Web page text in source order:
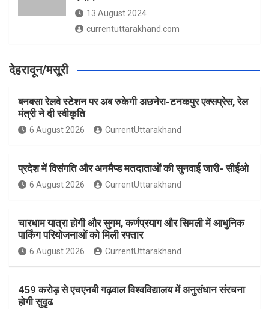
13 August 2024
currentuttarakhand.com
देहरादून/मसूरी
बनबसा रेलवे स्टेशन पर अब रुकेगी अछनेरा-टनकपुर एक्सप्रेस, रेल
मंत्री ने दी स्वीकृति
6 August 2026 CurrentUttarakhand
प्रदेश में विसंगति और अनमैप्ड मतदाताओं की सुनवाई जारी- सीईओ
6 August 2026 CurrentUttarakhand
चारधाम यात्रा होगी और सुगम, कर्णप्रयाग और सिमली में आधुनिक
पार्किंग परियोजनाओं को मिली रफ्तार
6 August 2026 CurrentUttarakhand
459 करोड़ से एचएनबी गढ़वाल विश्वविद्यालय में अनुसंधान संरचना
होगी सुदृढ